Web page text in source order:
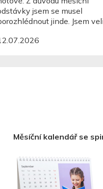
jsem se musel
jinde. Jsem
vyšší jsem dostal
Měsíční kalendář se